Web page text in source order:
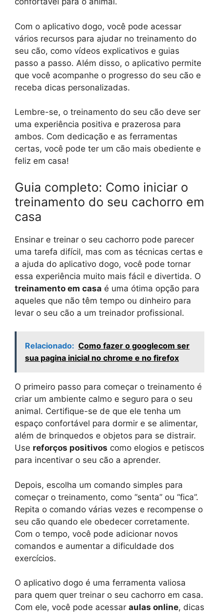
Com o aplicativo dogo, você pode acessar
vários recursos para ajudar no treinamento do
seu cão, como vídeos explicativos e guias
passo a passo. Além disso, o aplicativo permite
que você acompanhe o progresso do seu cão e
receba dicas personalizadas.
Lembre-se, o treinamento do seu cão deve ser
uma experiência positiva e prazerosa para
ambos. Com dedicação e as ferramentas
certas, você pode ter um cão mais obediente e
feliz em casa!
Guia completo: Como iniciar o
treinamento do seu cachorro em
casa
Ensinar e treinar o seu cachorro pode parecer
uma tarefa difícil, mas com as técnicas certas e
a ajuda do aplicativo dogo, você pode tornar
essa experiência muito mais fácil e divertida. O
treinamento em casa é uma ótima opção para
aqueles que não têm tempo ou dinheiro para
levar o seu cão a um treinador profissional.
Relacionado: Como fazer o googlecom ser
sua pagina inicial no chrome e no firefox
O primeiro passo para começar o treinamento é
criar um ambiente calmo e seguro para o seu
animal. Certifique-se de que ele tenha um
espaço confortável para dormir e se alimentar,
além de brinquedos e objetos para se distrair.
Use reforços positivos como elogios e petiscos
para incentivar o seu cão a aprender.
Depois, escolha um comando simples para
começar o treinamento, como “senta” ou “fica”.
Repita o comando várias vezes e recompense o
seu cão quando ele obedecer corretamente.
Com o tempo, você pode adicionar novos
comandos e aumentar a dificuldade dos
exercícios.
O aplicativo dogo é uma ferramenta valiosa
para quem quer treinar o seu cachorro em casa.
Com ele, você pode acessar aulas online, dicas